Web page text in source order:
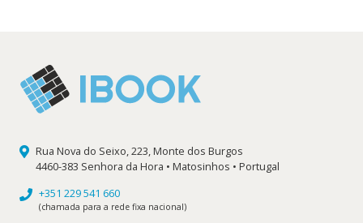
Rua Nova do Seixo, 223, Monte dos Burgos
4460-383 Senhora da Hora • Matosinhos • Portugal
+351 229 541 660
(chamada para a rede fixa nacional)